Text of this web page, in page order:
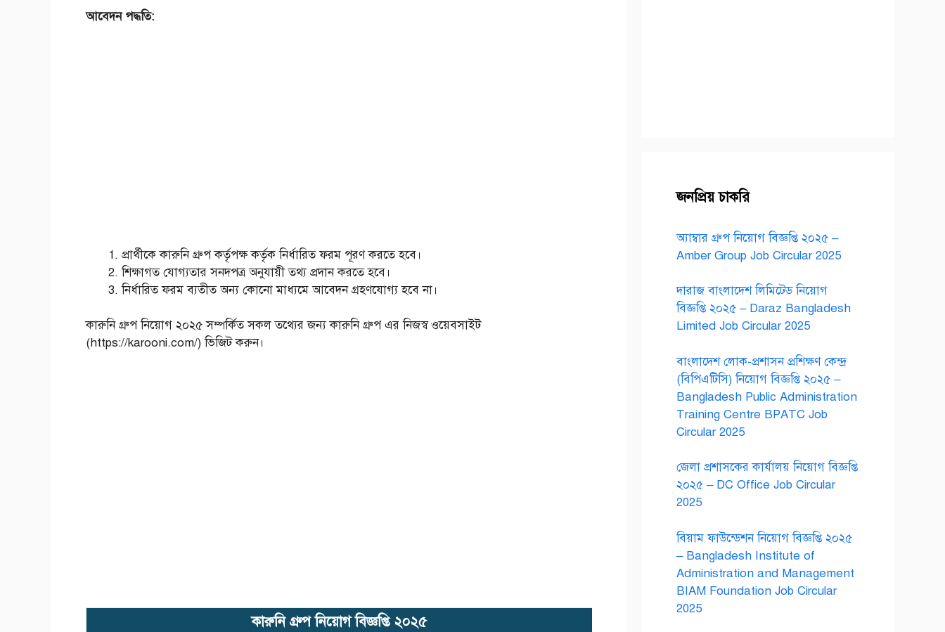
আবেদন পদ্ধতি:
প্রার্থীকে কারুনি গ্রুপ কর্তৃপক্ষ কর্তৃক নির্ধারিত ফরম পূরণ করতে হবে।
শিক্ষাগত যোগ্যতার সনদপত্র অনুযায়ী তথ্য প্রদান করতে হবে।
নির্ধারিত ফরম ব্যতীত অন্য কোনো মাধ্যমে আবেদন গ্রহণযোগ্য হবে না।
কারুনি গ্রুপ নিয়োগ ২০২৫ সম্পর্কিত সকল তথ্যের জন্য কারুনি গ্রুপ এর নিজস্ব ওয়েবসাইট
(https://karooni.com/) ভিজিট করুন।
কারুনি গ্রুপ নিয়োগ বিজ্ঞপ্তি ২০২৫
জনপ্রিয় চাকরি
অ্যাম্বার গ্রুপ নিয়োগ বিজ্ঞপ্তি ২০২৫ –
Amber Group Job Circular 2025
দারাজ বাংলাদেশ লিমিটেড নিয়োগ
বিজ্ঞপ্তি ২০২৫ – Daraz Bangladesh
Limited Job Circular 2025
বাংলাদেশ লোক-প্রশাসন প্রশিক্ষণ কেন্দ্র
(বিপিএটিসি) নিয়োগ বিজ্ঞপ্তি ২০২৫ –
Bangladesh Public Administration
Training Centre BPATC Job
Circular 2025
জেলা প্রশাসকের কার্যালয় নিয়োগ বিজ্ঞপ্তি
২০২৫ – DC Office Job Circular
2025
বিয়াম ফাউন্ডেশন নিয়োগ বিজ্ঞপ্তি ২০২৫
– Bangladesh Institute of
Administration and Management
BIAM Foundation Job Circular
2025